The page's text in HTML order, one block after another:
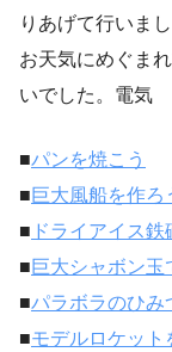
りあげて行いまし
お天気にめぐま
いでした。電気
■パンを焼こう
■巨大風船を作ろ
■ ドライアイス鉄
■巨大シャボン玉
■パラボラのひみ
■モデルロケット